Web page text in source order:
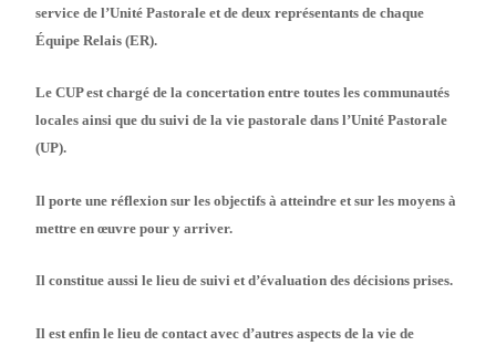
service de l’Unité Pastorale et de deux représentants de chaque
Équipe Relais (ER).
Le CUP est chargé de la concertation entre toutes les communautés
locales ainsi que du suivi de la vie pastorale dans l’Unité Pastorale
(UP).
Il porte une réflexion sur les objectifs à atteindre et sur les moyens à
mettre en œuvre pour y arriver.
Il constitue aussi le lieu de suivi et d’évaluation des décisions prises.
Il est enfin le lieu de contact avec d’autres aspects de la vie de